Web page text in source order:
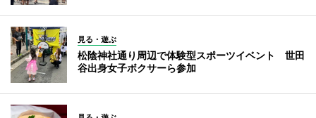
見る・遊ぶ
松陰神社通り周辺で体験型スポーツイベント 世田
谷出身女子ボクサーら参加